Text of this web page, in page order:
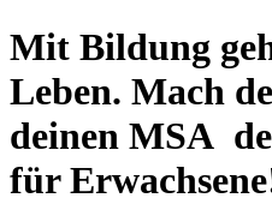
Mit Bildung
Leben. Mach
deinen MSA
für